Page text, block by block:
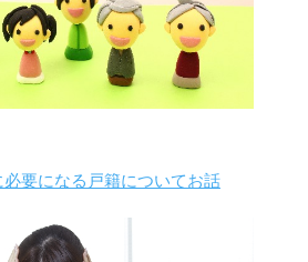
要になる戸籍についてお話